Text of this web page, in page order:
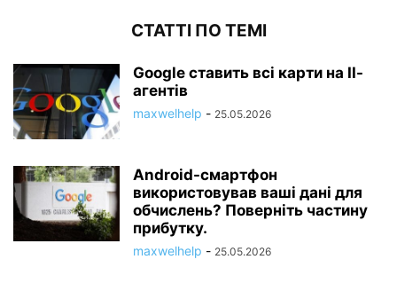
СТАТТІ ПО ТЕМІ
Google ставить всі карти на ІІ-
агентів
maxwelhelp - 25.05.2026
Android-смартфон
використовував ваші дані для
обчислень? Поверніть частину
прибутку.
maxwelhelp - 25.05.2026